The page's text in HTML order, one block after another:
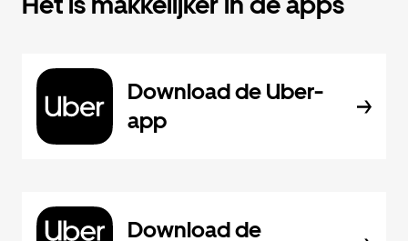
Download de Uber-
app
Download de